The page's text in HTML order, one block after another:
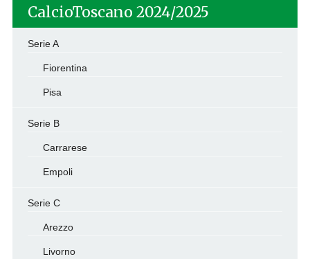
CalcioToscano 2024/2025
Serie A
Fiorentina
Pisa
Serie B
Carrarese
Empoli
Serie C
Arezzo
Livorno